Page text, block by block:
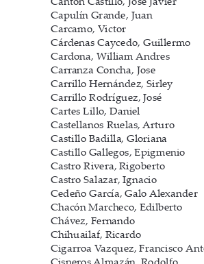
Capulín Grande, Juan
Carcamo, Victor
Cárdenas Caycedo, Guillermo
Cardona, William Andres
Carranza Concha, Jose
Carrillo Hernández, Sirley
Carrillo Rodríguez, José
Cartes Lillo, Daniel
Castellanos Ruelas, Arturo
Castillo Badilla, Gloriana
Castillo Gallegos, Epigmenio
Castro Rivera, Rigoberto
Castro Salazar, Ignacio
Cedeño García, Galo Alexander
Chacón Marcheco, Edilberto
Chávez, Fernando
Chihuailaf, Ricardo
Cigarroa Vazquez, Francisco